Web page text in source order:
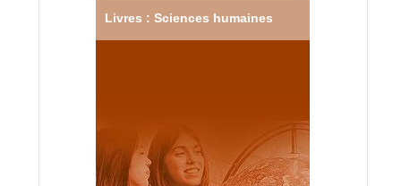
Livres : Sciences humaines